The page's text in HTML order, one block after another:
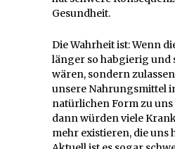
Gesundheit.
Die Wahrheit ist: Wenn
länger so habgierig und
wären, sondern
unsere Nahrungsmittel
natürlichen Form zu
dann würden viele
mehr existieren, die uns